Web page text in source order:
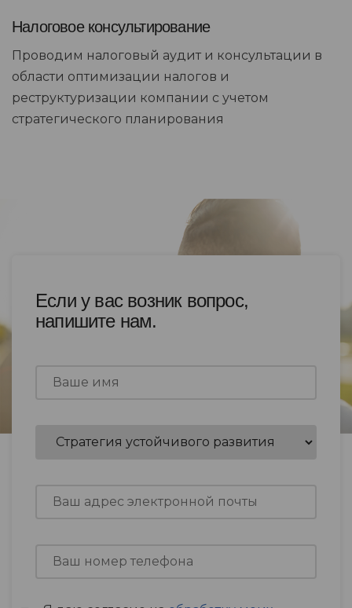
Налоговое консультирование
Проводим налоговый аудит и консультации в
области оптимизации налогов и
реструктуризации компании с учетом
стратегического планирования
Если у вас возник вопрос,
напишите нам.